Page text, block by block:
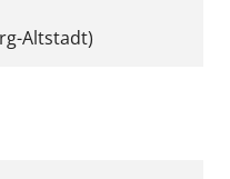
Altstadt)